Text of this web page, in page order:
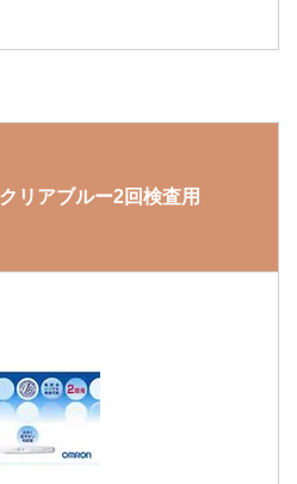
リアブルー2回検査用